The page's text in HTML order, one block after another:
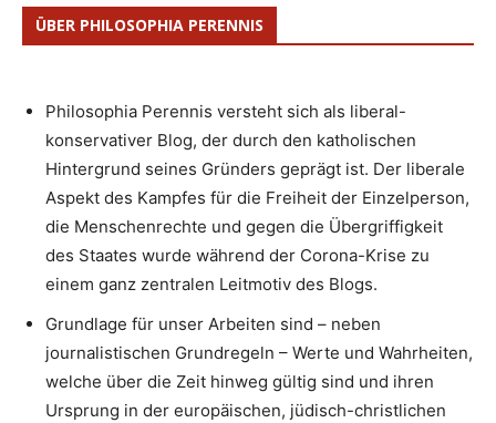
ÜBER PHILOSOPHIA PERENNIS
Philosophia Perennis versteht sich als liberal-
konservativer Blog, der durch den katholischen
Hintergrund seines Gründers geprägt ist. Der liberale
Aspekt des Kampfes für die Freiheit der Einzelperson,
die Menschenrechte und gegen die Übergriffigkeit
des Staates wurde während der Corona-Krise zu
einem ganz zentralen Leitmotiv des Blogs.
Grundlage für unser Arbeiten sind – neben
journalistischen Grundregeln – Werte und Wahrheiten,
welche über die Zeit hinweg gültig sind und ihren
Ursprung in der europäischen, jüdisch-christlichen